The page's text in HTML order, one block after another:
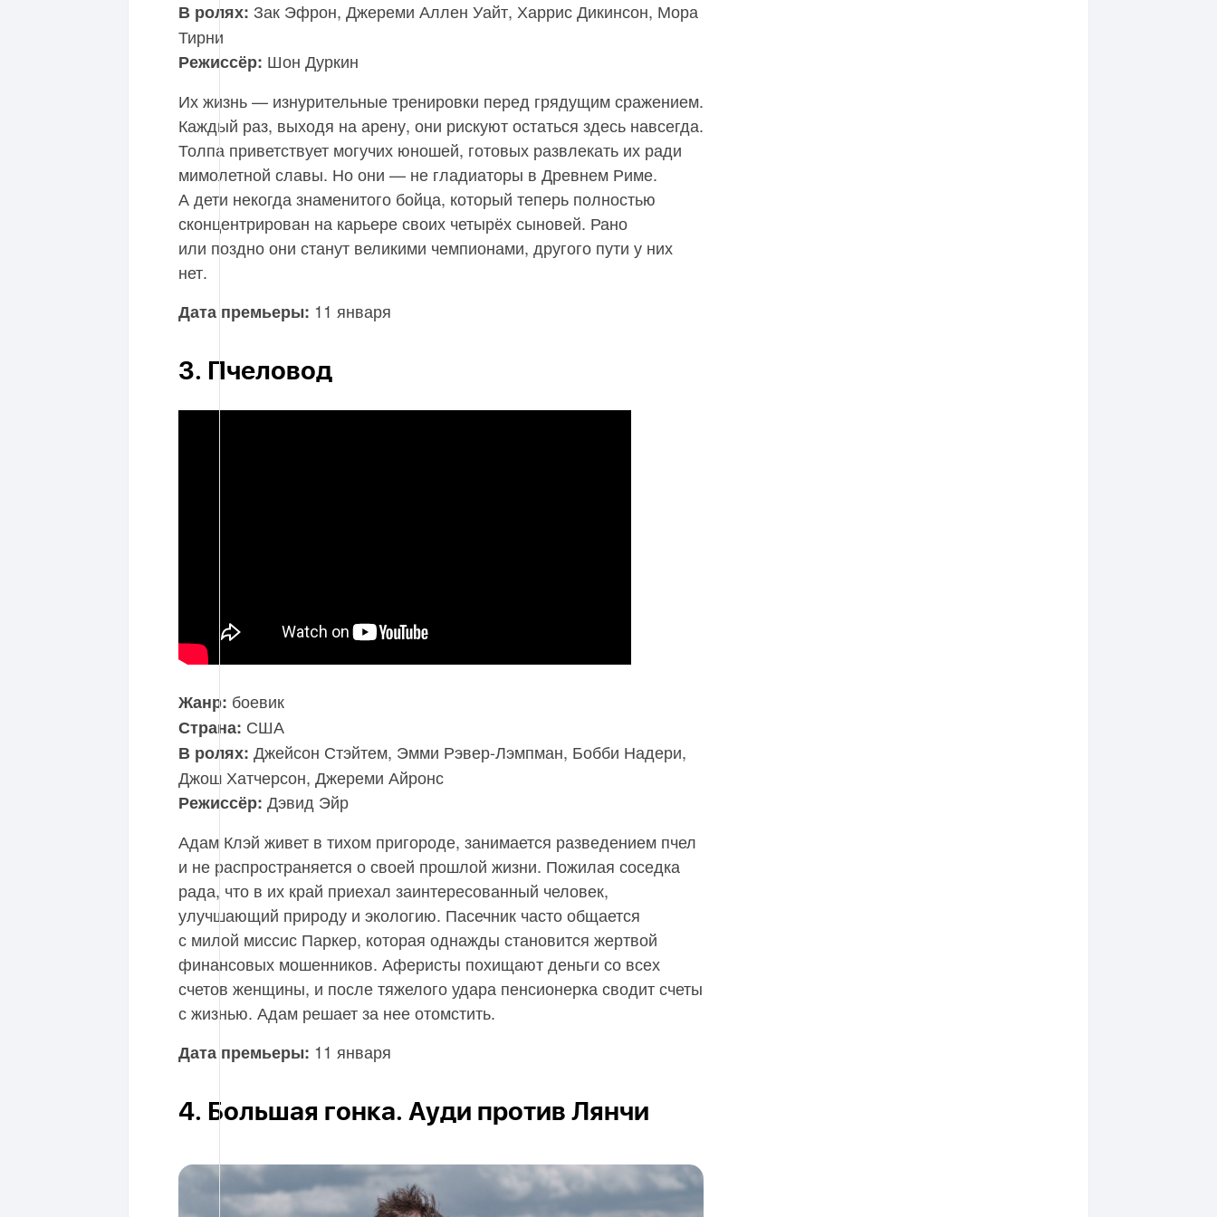
В ролях: Зак Эфрон, Джереми Аллен Уайт, Харрис Дикинсон, Мора
Тирни
Режиссёр: Шон Дуркин
Их жизнь — изнурительные тренировки перед грядущим сражением.
Каждый раз, выходя на арену, они рискуют остаться здесь навсегда.
Толпа приветствует могучих юношей, готовых развлекать их ради
мимолетной славы. Но они — не гладиаторы в Древнем Риме.
А дети некогда знаменитого бойца, который теперь полностью
сконцентрирован на карьере своих четырёх сыновей. Рано
или поздно они станут великими чемпионами, другого пути у них
нет.
Дата премьеры: 11 января
3. Пчеловод
Жанр: боевик
Страна: США
В ролях: Джейсон Стэйтем, Эмми Рэвер-Лэмпман, Бобби Надери,
Джош Хатчерсон, Джереми Айронс
Режиссёр: Дэвид Эйр
Адам Клэй живет в тихом пригороде, занимается разведением пчел
и не распространяется о своей прошлой жизни. Пожилая соседка
рада, что в их край приехал заинтересованный человек,
улучшающий природу и экологию. Пасечник часто общается
с милой миссис Паркер, которая однажды становится жертвой
финансовых мошенников. Аферисты похищают деньги со всех
счетов женщины, и после тяжелого удара пенсионерка сводит счеты
с жизнью. Адам решает за нее отомстить.
Дата премьеры: 11 января
4. Большая гонка. Ауди против Лянчи